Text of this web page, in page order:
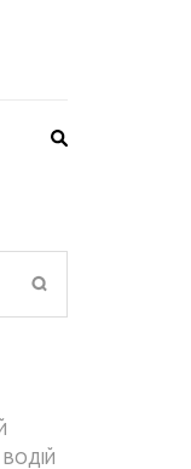
ВОДІЙ